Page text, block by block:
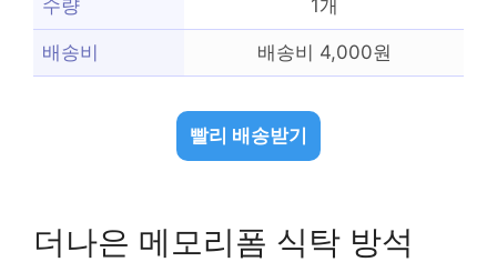
수량 1개
배송비 배송비 4,000원
빨리 배송받기
더나은 메모리폼 식탁 방석